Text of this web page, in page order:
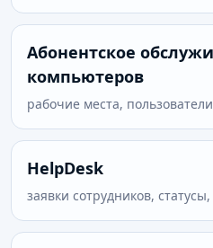
Абонентское
компьютеров
рабочие места,
HelpDesk
заявки сотрудников,